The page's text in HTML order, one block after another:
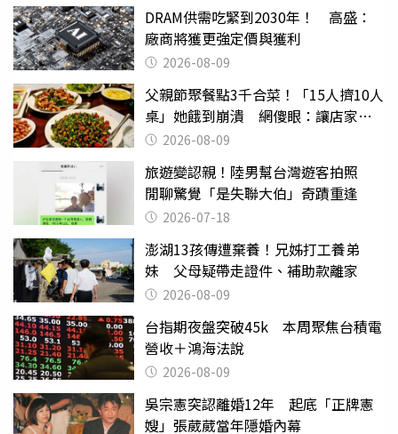
DRAM供需吃緊到2030年！ 高盛：
廠商將獲更強定價與獲利
2026-08-09
父親節聚餐點3千合菜！「15人擠10人
桌」她餓到崩潰 網傻眼：讓店家看
笑話2026-08-09
旅遊變認親！陸男幫台灣遊客拍照
閒聊驚覺「是失聯大伯」奇蹟重逢
2026-07-18
澎湖13孩傳遭棄養！兄姊打工養弟
妹 父母疑帶走證件、補助款離家
2026-08-09
台指期夜盤突破45k 本周聚焦台積電
營收＋鴻海法說
2026-08-09
吳宗憲突認離婚12年 起底「正牌憲
嫂」張葳葳當年隱婚內幕